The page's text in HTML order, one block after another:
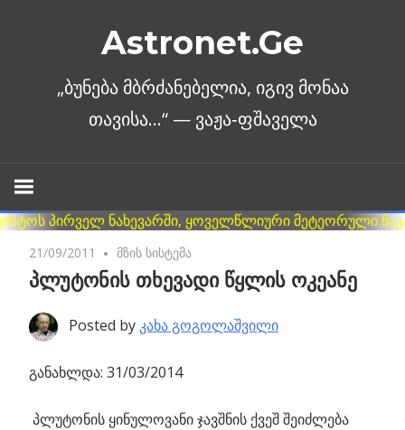
Astronet.Ge
21/09/2011 No comments
მზის სისტემა
პლუტონის თხევადი წყლის ოკეანე
Posted by კახა გოგოლაშვილი
განახლდა: 31/03/2014
პლუტონის ყინულოვანი ჯავშნის ქვეშ შეიძლება